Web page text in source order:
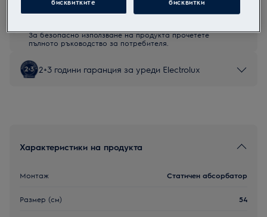
За безопасно използване на продукта прочетете
пълното ръководство за потребителя.
2+3 години гаранция за уреди Electrolux
Характеристики на продукта
Монтаж Статичен абсорбатор
Размер (см) 54
бисквитките
бисквитки